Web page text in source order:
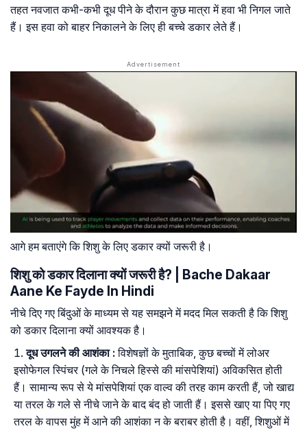
तहत नवजात कभी-कभी दूध पीने के दौरान कुछ मात्रा में हवा भी निगल जाते
हैं। इस हवा को बाहर निकालने के लिए ही बच्चे डकार लेते हैं।
आगे हम बताएंगे कि शिशु के लिए डकार क्यों जरूरी है।
शिशु को डकार दिलाना क्यों जरूरी है? | Bache Dakaar
Aane Ke Fayde In Hindi
नीचे दिए गए बिंदुओं के माध्यम से यह समझने में मदद मिल सकती है कि शिशु
को डकार दिलाना क्यों आवश्यक है।
दूध उगलने की आशंका : विशेषज्ञों के मुताबिक, कुछ बच्चों में लोअर
इसोफेगल स्पिंचर (गले के निचले हिस्से की मांसपेशियां) अविकसित होती
हैं। सामान्य रूप से ये मांसपेशियां एक वाल्व की तरह काम करती हैं, जो खाद्य
या तरल के गले से नीचे जाने के बाद बंद हो जाती हैं। इससे खाए या पिए गए
तरल के वापस मुंह में आने की आशंका न के बराबर होती है। वहीं, शिशुओं में